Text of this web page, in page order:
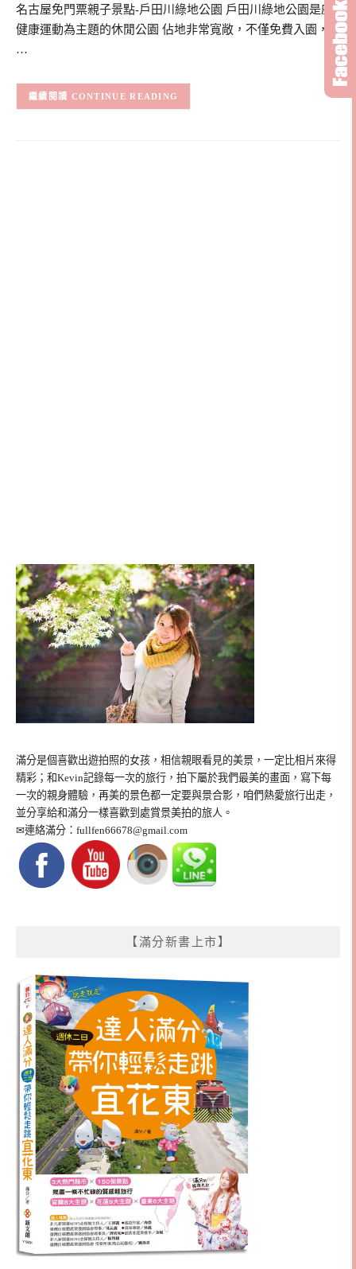
名古屋免門票親子景點-戶田川綠地公園 戶田川綠地公園是座
健康運動為主題的休閒公園 佔地非常寬敞，不僅免費入園，
…
CONTINUE READING
滿分是個喜歡出遊拍照的女孩，相信親眼看見的美景，一定比相片來得
精彩；和Kevin記錄每一次的旅行，拍下屬於我們最美的畫面，寫下每
一次的親身體驗，再美的景色都一定要與景合影，咱們熱愛旅行出走，
並分享給和滿分一樣喜歡到處賞景美拍的旅人。
✉連絡滿分： fullfen66678@gmail.com
【滿分新書上市】